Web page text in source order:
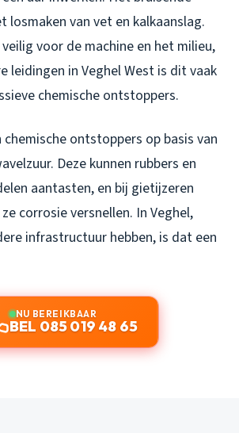
losmaken van vet en kalkaanslag.
voor de machine en het milieu,
leidingen in Veghel West is dit vaak
chemische ontstoppers.
ontstoppers op basis van
Deze kunnen rubbers en
aantasten, en bij gietijzeren
corrosie versnellen. In Veghel,
infrastructuur hebben, is dat een
NU BEREIKBAAR
BEL 085 019 48 65